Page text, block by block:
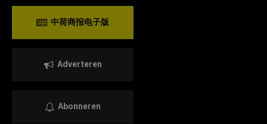
中荷商报电子版
Adverteren
Abonneren